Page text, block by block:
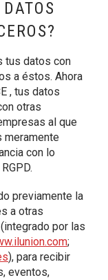
tus datos con
a éstos. Ahora
, tus datos
otras
al que
meramente
con lo
previamente la
a otras
por las
;
), para recibir
eventos,